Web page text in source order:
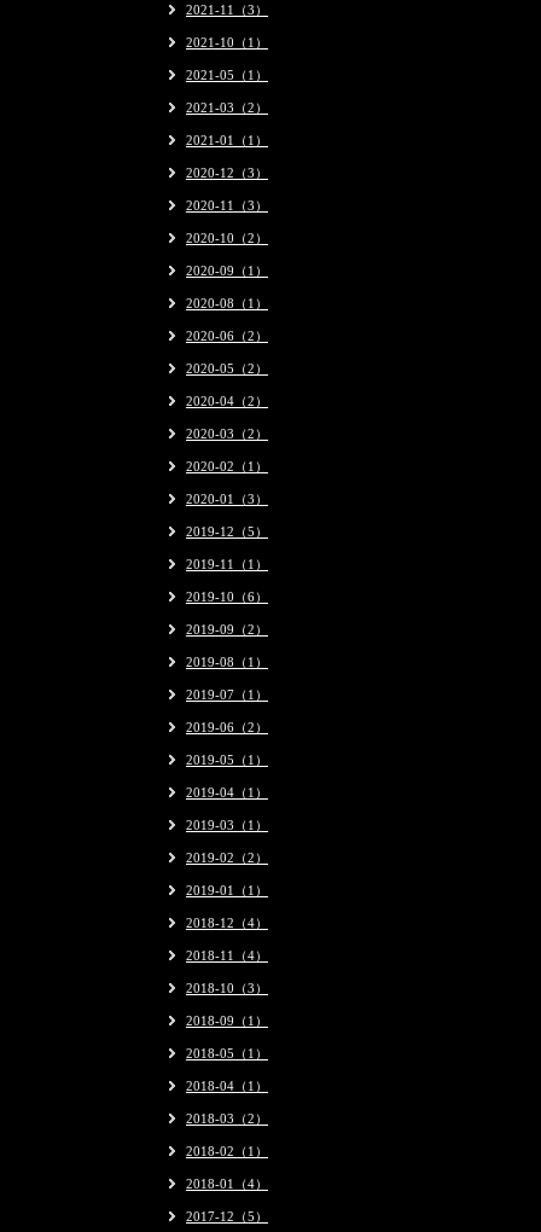
2021-11（3）
2021-10（1）
2021-05（1）
2021-03（2）
2021-01（1）
2020-12（3）
2020-11（3）
2020-10（2）
2020-09（1）
2020-08（1）
2020-06（2）
2020-05（2）
2020-04（2）
2020-03（2）
2020-02（1）
2020-01（3）
2019-12（5）
2019-11（1）
2019-10（6）
2019-09（2）
2019-08（1）
2019-07（1）
2019-06（2）
2019-05（1）
2019-04（1）
2019-03（1）
2019-02（2）
2019-01（1）
2018-12（4）
2018-11（4）
2018-10（3）
2018-09（1）
2018-05（1）
2018-04（1）
2018-03（2）
2018-02（1）
2018-01（4）
2017-12（5）